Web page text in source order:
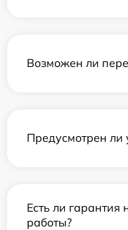
Возможен ли
Предусмотрен ли
Есть ли
работы?